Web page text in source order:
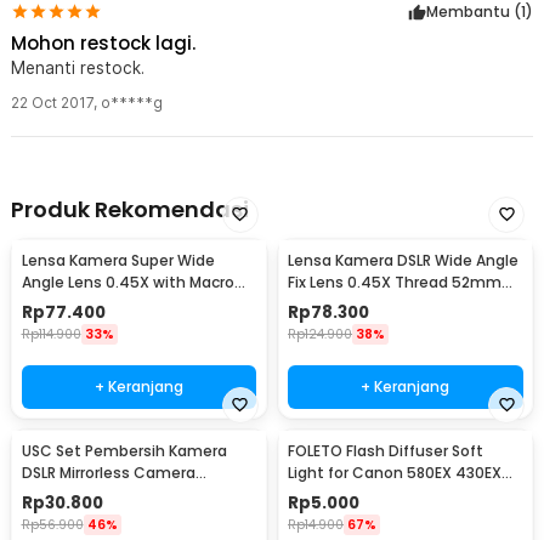
Membantu (1)
Mohon restock lagi.
Menanti restock.
22 Oct 2017, o*****g
Produk Rekomendasi
Lensa Kamera Super Wide
Angle Lens 0.45X with Macro
58mm for Canon - S-DAL-0001
Rp77.400
Rp114.900 33%
+ Keranjang
Lensa Kamera DSLR Wide Angle
Fix Lens 0.45X Thread 52mm
with Macro
Rp78.300
Rp124.900 38%
+ Keranjang
USC Set Pembersih Kamera
DSLR Mirrorless Camera
Cleaning Kit - W346
Rp30.800
Rp56.900 46%
FOLETO Flash Diffuser Soft
Light for Canon 580EX 430EX
Nikon SB-800
Rp5.000
Rp14.900 67%